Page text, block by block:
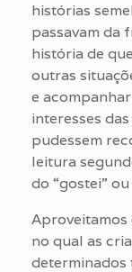
histórias
passavam da
história de
outras
e
interesses
pudessem
leitura
do “gostei”
Aproveitamos
no qual as
determinados